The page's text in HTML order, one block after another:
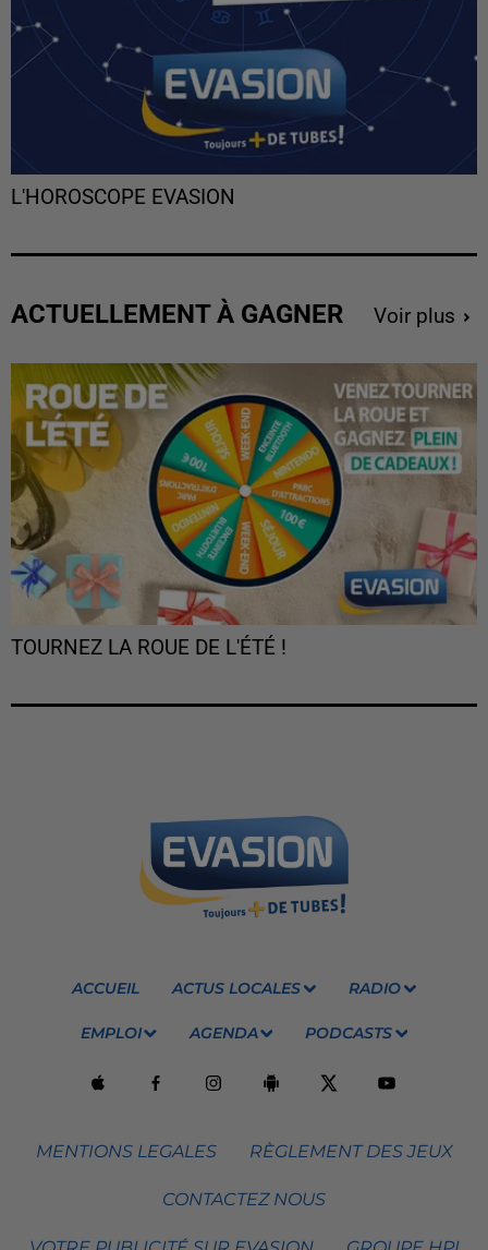
L'HOROSCOPE EVASION
ACTUELLEMENT À GAGNER Voir plus
TOURNEZ LA ROUE DE L'ÉTÉ !
ACCUEIL ACTUS LOCALES RADIO
EMPLOI AGENDA PODCASTS
MENTIONS LEGALES RÈGLEMENT DES JEUX
CONTACTEZ NOUS